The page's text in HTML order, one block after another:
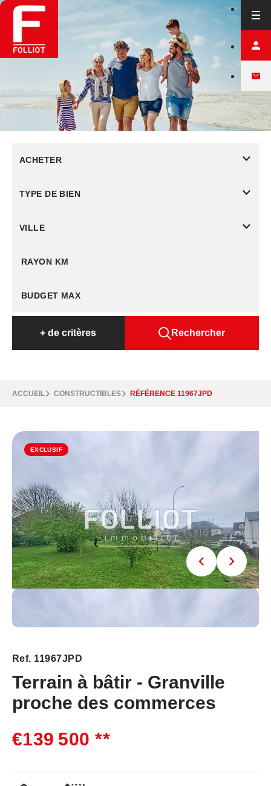
ACHETER
TYPE DE BIEN
VILLE
RAYON KM
+ de critères Rechercher
ACCUEIL CONSTRUCTIBLES RÉFÉRENCE 11967JPD
EXCLUSIF
Ref. 11967JPD
Terrain à bâtir - Granville
proche des commerces
€139 500 **